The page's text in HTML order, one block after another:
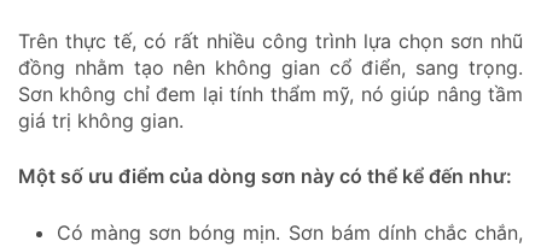
Trên thực tế, có rất nhiều công trình lựa chọn sơn nhũ
đồng nhằm tạo nên không gian cổ điển, sang trọng.
Sơn không chỉ đem lại tính thẩm mỹ, nó giúp nâng tầm
giá trị không gian.
Một số ưu điểm của dòng sơn này có thể kể đến như:
Có màng sơn bóng mịn. Sơn bám dính chắc chắn,